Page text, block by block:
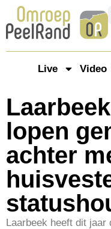
Live Video
lopen
achter
Laarbeek heeft dit jaar